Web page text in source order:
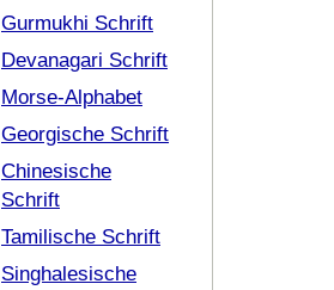
Gurmukhi Schrift
Devanagari Schrift
Morse-Alphabet
Georgische Schrift
Chinesische
Schrift
Tamilische Schrift
Singhalesische